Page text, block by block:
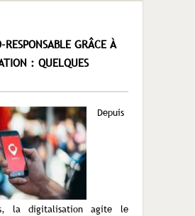
RESPONSABLE GRÂCE À
: QUELQUES
Depuis
la digitalisation agite le